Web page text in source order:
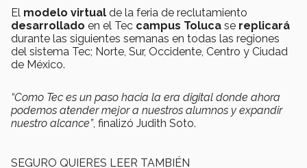
El modelo virtual de la feria de reclutamiento
desarrollado en el Tec campus Toluca se replicará
durante las siguientes semanas en todas las regiones
del sistema Tec; Norte, Sur, Occidente, Centro y Ciudad
de México.
“Como Tec es un paso hacia la era digital donde ahora
podemos atender mejor a nuestros alumnos y expandir
nuestro alcance”, finalizó Judith Soto.
SEGURO QUIERES LEER TAMBIÉN